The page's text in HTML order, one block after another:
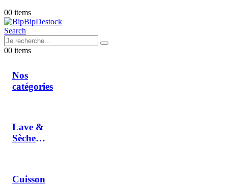
00 items
Search
00 items
Nos
catégories
Lave &
Sèche
Cuisson